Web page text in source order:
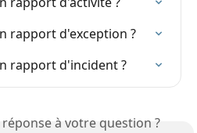
rapport d'exception ?
rapport d'incident ?
à votre question ?